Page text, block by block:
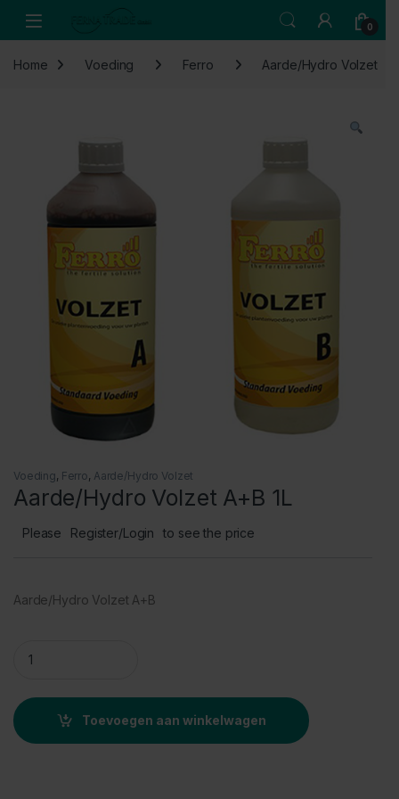
Open 0
Home Voeding Ferro Aarde/Hydro Volzet
Voeding, Ferro, Aarde/Hydro Volzet
Aarde/Hydro Volzet A+B 1L
Please Register/Login to see the price
Aarde/Hydro Volzet A+B
Toevoegen aan winkelwagen